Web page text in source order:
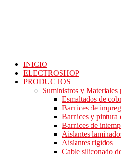
INICIO
ELECTROSHOP
PRODUCTOS
Suministros y Materiales
Esmaltados de
Barnices de
Barnices y pintura
Barnices de
Aislantes
Aislantes rígidos
Cable siliconado